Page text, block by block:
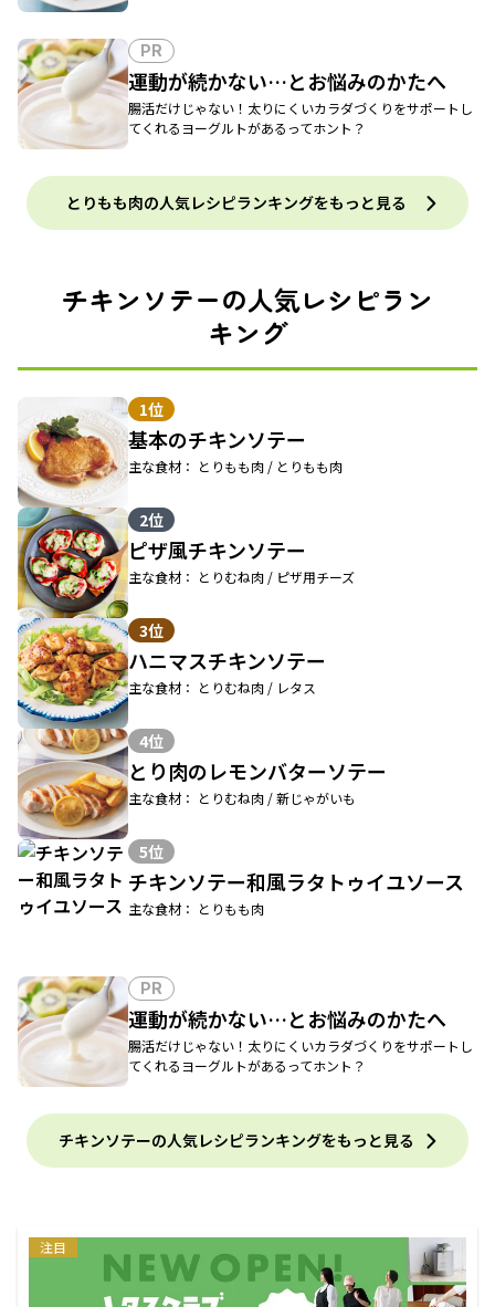
PR
運動が続かない…とお悩みのかたへ
腸活だけじゃない！太りにくいカラダづくりをサポートし
てくれるヨーグルトがあるってホント？
とりもも肉の人気レシピランキングをもっと見る
チキンソテーの人気レシピラン
キング
1位
基本のチキンソテー
主な食材： とりもも肉 / とりもも肉
2位
ピザ風チキンソテー
主な食材： とりむね肉 / ピザ用チーズ
3位
ハニマスチキンソテー
主な食材： とりむね肉 / レタス
4位
とり肉のレモンバターソテー
主な食材： とりむね肉 / 新じゃがいも
5位
チキンソテー和風ラタトゥイユソース
主な食材： とりもも肉
PR
運動が続かない…とお悩みのかたへ
腸活だけじゃない！太りにくいカラダづくりをサポートし
てくれるヨーグルトがあるってホント？
チキンソテーの人気レシピランキングをもっと見る
注目